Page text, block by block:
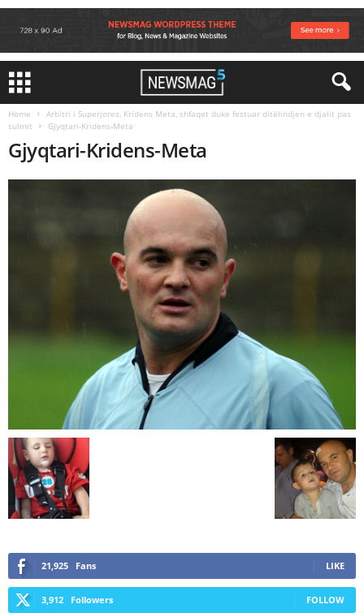
Home
Arbitri i Superjores, Kridens Meta, shfaqet duke festuar ditëlindjen e djalit pas
sulmit
Gjyqtari-Kridens-Meta
Gjyqtari-Kridens-Meta
21,925 Fans LIKE
3,912 Followers FOLLOW